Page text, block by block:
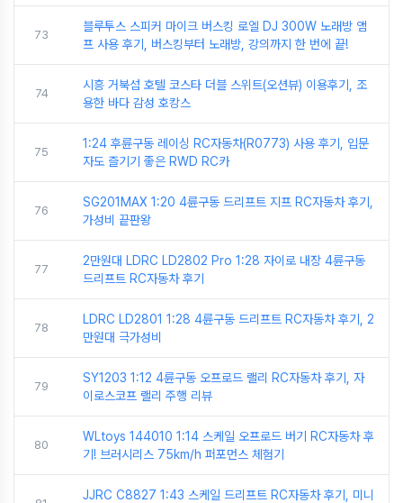
73
블루투스 스피커 마이크 버스킹 로엘 DJ 300W 노래방 앰
프 사용 후기, 버스킹부터 노래방, 강의까지 한 번에 끝!
74
시흥 거북섬 호텔 코스타 더블 스위트(오션뷰) 이용후기, 조
용한 바다 감성 호캉스
75
1:24 후륜구동 레이싱 RC자동차(R0773) 사용 후기, 입문
자도 즐기기 좋은 RWD RC카
76
SG201MAX 1:20 4륜구동 드리프트 지프 RC자동차 후기,
가성비 끝판왕
77
2만원대 LDRC LD2802 Pro 1:28 자이로 내장 4륜구동
드리프트 RC자동차 후기
78
LDRC LD2801 1:28 4륜구동 드리프트 RC자동차 후기, 2
만원대 극가성비
79
SY1203 1:12 4륜구동 오프로드 랠리 RC자동차 후기, 자
이로스코프 랠리 주행 리뷰
80
WLtoys 144010 1:14 스케일 오프로드 버기 RC자동차 후
기! 브러시리스 75km/h 퍼포먼스 체험기
JJRC C8827 1:43 스케일 드리프트 RC자동차 후기, 미니